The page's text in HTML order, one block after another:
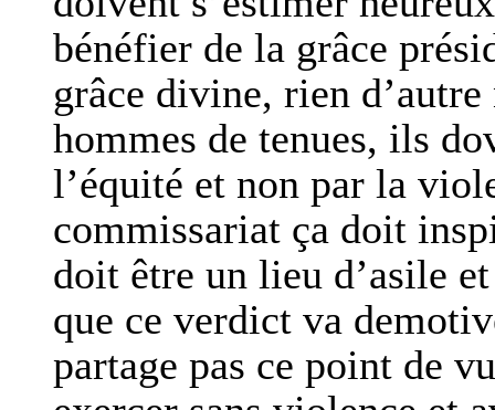
bénéfier de la grâce
grâce divine, rien
hommes de tenues, ils
l’équité et non par la
commissariat ça doit
doit être un lieu d’asile
que ce verdict va
partage pas ce point de